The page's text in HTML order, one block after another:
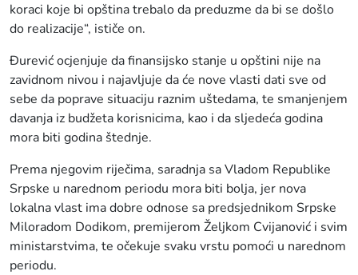
koraci koje bi opština trebalo da preduzme da bi se došlo
do realizacije“, ističe on.
Đurević ocjenjuje da finansijsko stanje u opštini nije na
zavidnom nivou i najavljuje da će nove vlasti dati sve od
sebe da poprave situaciju raznim uštedama, te smanjenjem
davanja iz budžeta korisnicima, kao i da sljedeća godina
mora biti godina štednje.
Prema njegovim riječima, saradnja sa Vladom Republike
Srpske u narednom periodu mora biti bolja, jer nova
lokalna vlast ima dobre odnose sa predsjednikom Srpske
Miloradom Dodikom, premijerom Željkom Cvijanović i svim
ministarstvima, te očekuje svaku vrstu pomoći u narednom
periodu.